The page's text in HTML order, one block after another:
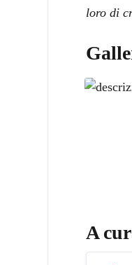
loro di
A